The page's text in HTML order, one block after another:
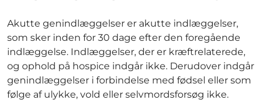
Akutte genindlæggelser er akutte indlæggelser,
som sker inden for 30 dage efter den foregående
indlæggelse. Indlæggelser, der er kræftrelaterede,
og ophold på hospice indgår ikke. Derudover indgår
genindlæggelser i forbindelse med fødsel eller som
følge af ulykke, vold eller selvmordsforsøg ikke.